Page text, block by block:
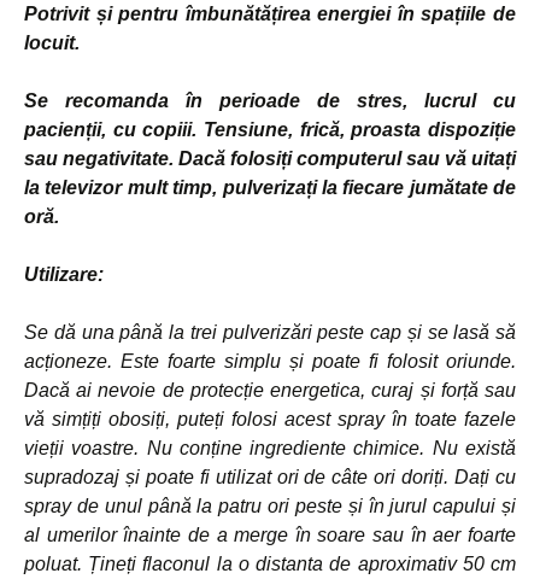
Potrivit și pentru îmbunătățirea energiei în spațiile de
locuit.
Se recomanda în perioade de stres, lucrul cu
pacienții, cu copiii. Tensiune, frică, proasta dispoziție
sau negativitate. Dacă folosiți computerul sau vă uitați
la televizor mult timp, pulverizați la fiecare jumătate de
oră.
Utilizare:
Se dă una până la trei pulverizări peste cap și se lasă să
acționeze. Este foarte simplu și poate fi folosit oriunde.
Dacă ai nevoie de protecție energetica, curaj și forță sau
vă simțiți obosiți, puteți folosi acest spray în toate fazele
vieții voastre. Nu conține ingrediente chimice. Nu există
supradozaj și poate fi utilizat ori de câte ori doriți. Dați cu
spray de unul până la patru ori peste și în jurul capului și
al umerilor înainte de a merge în soare sau în aer foarte
poluat. Țineți flaconul la o distanta de aproximativ 50 cm